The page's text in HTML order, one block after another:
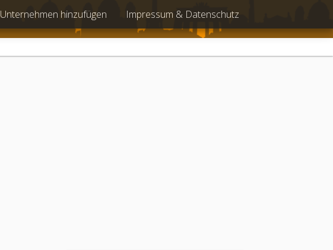
Unternehmen hinzufügen Impressum & Datenschutz